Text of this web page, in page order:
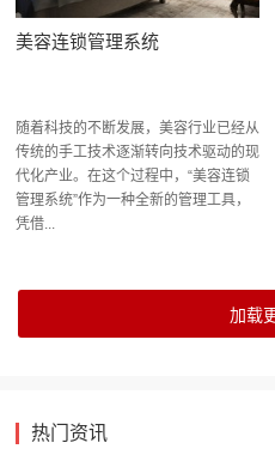
美容连锁管理系统
随着科技的不断发展，美容行业已经从
传统的手工技术逐渐转向技术驱动的现
代化产业。在这个过程中，“美容连锁
管理系统”作为一种全新的管理工具，
凭借...
热门资讯